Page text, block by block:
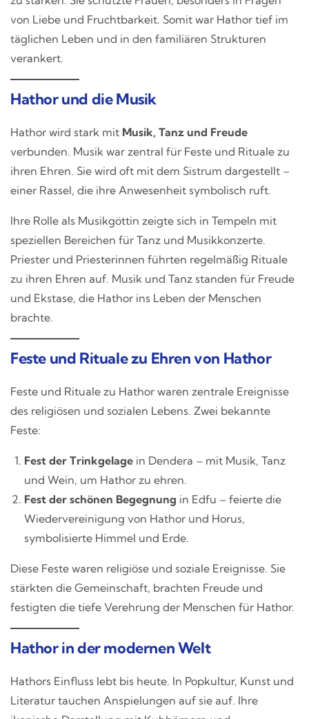
von Liebe und Fruchtbarkeit. Somit war Hathor tief im
täglichen Leben und in den familiären Strukturen
verankert.
Hathor und die Musik
Hathor wird stark mit Musik, Tanz und Freude
verbunden. Musik war zentral für Feste und Rituale zu
ihren Ehren. Sie wird oft mit dem Sistrum dargestellt –
einer Rassel, die ihre Anwesenheit symbolisch ruft.
Ihre Rolle als Musikgöttin zeigte sich in Tempeln mit
speziellen Bereichen für Tanz und Musikkonzerte.
Priester und Priesterinnen führten regelmäßig Rituale
zu ihren Ehren auf. Musik und Tanz standen für Freude
und Ekstase, die Hathor ins Leben der Menschen
brachte.
Feste und Rituale zu Ehren von Hathor
Feste und Rituale zu Hathor waren zentrale Ereignisse
des religiösen und sozialen Lebens. Zwei bekannte
Feste:
Fest der Trinkgelage in Dendera – mit Musik, Tanz
und Wein, um Hathor zu ehren.
Fest der schönen Begegnung in Edfu – feierte die
Wiedervereinigung von Hathor und Horus,
symbolisierte Himmel und Erde.
Diese Feste waren religiöse und soziale Ereignisse. Sie
stärkten die Gemeinschaft, brachten Freude und
festigten die tiefe Verehrung der Menschen für Hathor.
Hathor in der modernen Welt
Hathors Einfluss lebt bis heute. In Popkultur, Kunst und
Literatur tauchen Anspielungen auf sie auf. Ihre